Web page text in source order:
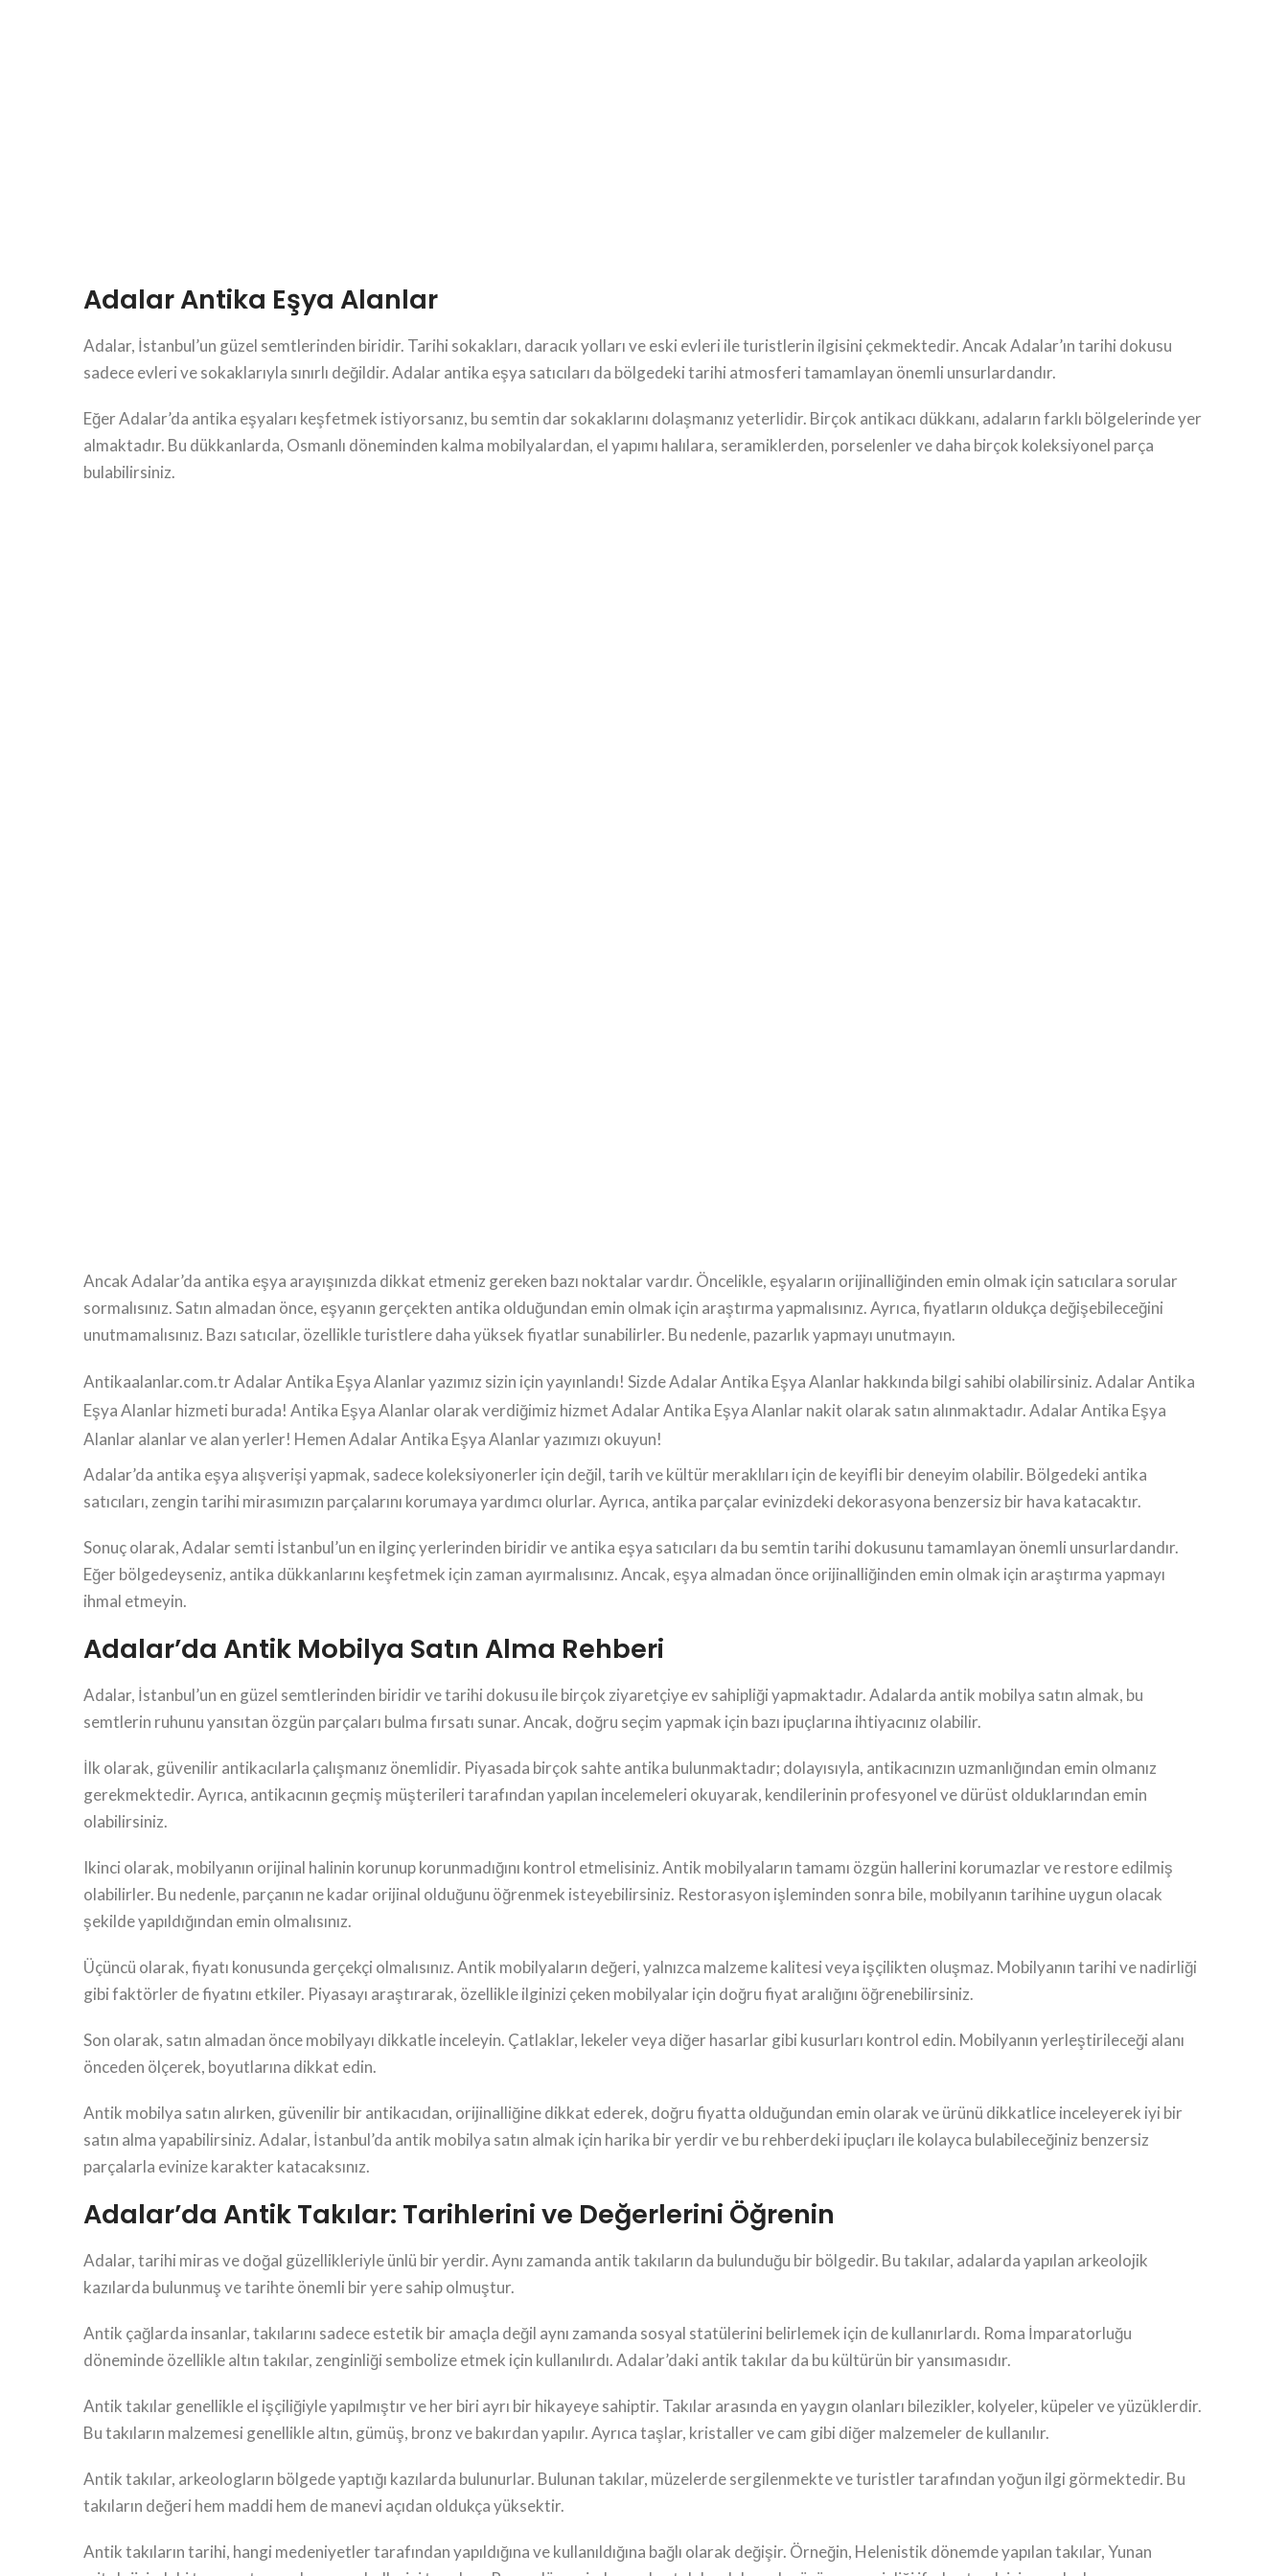
Adalar Antika Eşya Alanlar
Adalar, İstanbul’un güzel semtlerinden biridir. Tarihi sokakları, daracık yolları ve eski evleri ile turistlerin ilgisini çekmektedir. Ancak Adalar’ın tarihi dokusu
sadece evleri ve sokaklarıyla sınırlı değildir. Adalar antika eşya satıcıları da bölgedeki tarihi atmosferi tamamlayan önemli unsurlardandır.
Eğer Adalar’da antika eşyaları keşfetmek istiyorsanız, bu semtin dar sokaklarını dolaşmanız yeterlidir. Birçok antikacı dükkanı, adaların farklı bölgelerinde yer
almaktadır. Bu dükkanlarda, Osmanlı döneminden kalma mobilyalardan, el yapımı halılara, seramiklerden, porselenler ve daha birçok koleksiyonel parça
bulabilirsiniz.
Ancak Adalar’da antika eşya arayışınızda dikkat etmeniz gereken bazı noktalar vardır. Öncelikle, eşyaların orijinalliğinden emin olmak için satıcılara sorular
sormalısınız. Satın almadan önce, eşyanın gerçekten antika olduğundan emin olmak için araştırma yapmalısınız. Ayrıca, fiyatların oldukça değişebileceğini
unutmamalısınız. Bazı satıcılar, özellikle turistlere daha yüksek fiyatlar sunabilirler. Bu nedenle, pazarlık yapmayı unutmayın.
Antikaalanlar.com.tr Adalar Antika Eşya Alanlar yazımız sizin için yayınlandı! Sizde Adalar Antika Eşya Alanlar hakkında bilgi sahibi olabilirsiniz. Adalar Antika
Eşya Alanlar hizmeti burada! Antika Eşya Alanlar olarak verdiğimiz hizmet Adalar Antika Eşya Alanlar nakit olarak satın alınmaktadır. Adalar Antika Eşya
Alanlar alanlar ve alan yerler! Hemen Adalar Antika Eşya Alanlar yazımızı okuyun!
Adalar’da antika eşya alışverişi yapmak, sadece koleksiyonerler için değil, tarih ve kültür meraklıları için de keyifli bir deneyim olabilir. Bölgedeki antika
satıcıları, zengin tarihi mirasımızın parçalarını korumaya yardımcı olurlar. Ayrıca, antika parçalar evinizdeki dekorasyona benzersiz bir hava katacaktır.
Sonuç olarak, Adalar semti İstanbul’un en ilginç yerlerinden biridir ve antika eşya satıcıları da bu semtin tarihi dokusunu tamamlayan önemli unsurlardandır.
Eğer bölgedeyseniz, antika dükkanlarını keşfetmek için zaman ayırmalısınız. Ancak, eşya almadan önce orijinalliğinden emin olmak için araştırma yapmayı
ihmal etmeyin.
Adalar’da Antik Mobilya Satın Alma Rehberi
Adalar, İstanbul’un en güzel semtlerinden biridir ve tarihi dokusu ile birçok ziyaretçiye ev sahipliği yapmaktadır. Adalarda antik mobilya satın almak, bu
semtlerin ruhunu yansıtan özgün parçaları bulma fırsatı sunar. Ancak, doğru seçim yapmak için bazı ipuçlarına ihtiyacınız olabilir.
İlk olarak, güvenilir antikacılarla çalışmanız önemlidir. Piyasada birçok sahte antika bulunmaktadır; dolayısıyla, antikacınızın uzmanlığından emin olmanız
gerekmektedir. Ayrıca, antikacının geçmiş müşterileri tarafından yapılan incelemeleri okuyarak, kendilerinin profesyonel ve dürüst olduklarından emin
olabilirsiniz.
Ikinci olarak, mobilyanın orijinal halinin korunup korunmadığını kontrol etmelisiniz. Antik mobilyaların tamamı özgün hallerini korumazlar ve restore edilmiş
olabilirler. Bu nedenle, parçanın ne kadar orijinal olduğunu öğrenmek isteyebilirsiniz. Restorasyon işleminden sonra bile, mobilyanın tarihine uygun olacak
şekilde yapıldığından emin olmalısınız.
Üçüncü olarak, fiyatı konusunda gerçekçi olmalısınız. Antik mobilyaların değeri, yalnızca malzeme kalitesi veya işçilikten oluşmaz. Mobilyanın tarihi ve nadirliği
gibi faktörler de fiyatını etkiler. Piyasayı araştırarak, özellikle ilginizi çeken mobilyalar için doğru fiyat aralığını öğrenebilirsiniz.
Son olarak, satın almadan önce mobilyayı dikkatle inceleyin. Çatlaklar, lekeler veya diğer hasarlar gibi kusurları kontrol edin. Mobilyanın yerleştirileceği alanı
önceden ölçerek, boyutlarına dikkat edin.
Antik mobilya satın alırken, güvenilir bir antikacıdan, orijinalliğine dikkat ederek, doğru fiyatta olduğundan emin olarak ve ürünü dikkatlice inceleyerek iyi bir
satın alma yapabilirsiniz. Adalar, İstanbul’da antik mobilya satın almak için harika bir yerdir ve bu rehberdeki ipuçları ile kolayca bulabileceğiniz benzersiz
parçalarla evinize karakter katacaksınız.
Adalar’da Antik Takılar: Tarihlerini ve Değerlerini Öğrenin
Adalar, tarihi miras ve doğal güzellikleriyle ünlü bir yerdir. Aynı zamanda antik takıların da bulunduğu bir bölgedir. Bu takılar, adalarda yapılan arkeolojik
kazılarda bulunmuş ve tarihte önemli bir yere sahip olmuştur.
Antik çağlarda insanlar, takılarını sadece estetik bir amaçla değil aynı zamanda sosyal statülerini belirlemek için de kullanırlardı. Roma İmparatorluğu
döneminde özellikle altın takılar, zenginliği sembolize etmek için kullanılırdı. Adalar’daki antik takılar da bu kültürün bir yansımasıdır.
Antik takılar genellikle el işçiliğiyle yapılmıştır ve her biri ayrı bir hikayeye sahiptir. Takılar arasında en yaygın olanları bilezikler, kolyeler, küpeler ve yüzüklerdir.
Bu takıların malzemesi genellikle altın, gümüş, bronz ve bakırdan yapılır. Ayrıca taşlar, kristaller ve cam gibi diğer malzemeler de kullanılır.
Antik takılar, arkeologların bölgede yaptığı kazılarda bulunurlar. Bulunan takılar, müzelerde sergilenmekte ve turistler tarafından yoğun ilgi görmektedir. Bu
takıların değeri hem maddi hem de manevi açıdan oldukça yüksektir.
Antik takıların tarihi, hangi medeniyetler tarafından yapıldığına ve kullanıldığına bağlı olarak değişir. Örneğin, Helenistik dönemde yapılan takılar, Yunan